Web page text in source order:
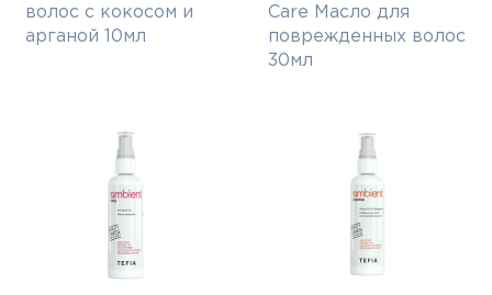
волос с кокосом и
арганой 10мл
Care Масло для
поврежденных волос
30мл